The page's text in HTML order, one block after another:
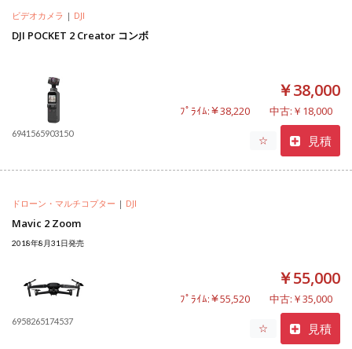
ビデオカメラ | DJI
DJI POCKET 2 Creator コンボ
6941565903150
￥38,000
ﾌﾟﾗｲﾑ:￥38,220 中古:￥18,000
☆ 見積
ドローン・マルチコプター | DJI
Mavic 2 Zoom
2018年8月31日発売
6958265174537
￥55,000
ﾌﾟﾗｲﾑ:￥55,520 中古:￥35,000
☆ 見積